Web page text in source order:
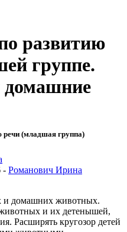
развитию
группе.
речи (младшая группа)
- Романович Ирина
и домашних животных.
и их детенышей,
Расширять кругозор детей